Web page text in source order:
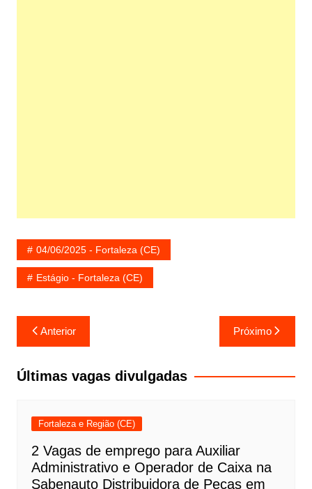
04/06/2025 - Fortaleza (CE)
Estágio - Fortaleza (CE)
Navegação
de
Post
Anterior Próximo
Últimas vagas divulgadas
Fortaleza e Região (CE)
2 Vagas de emprego para Auxiliar
Administrativo e Operador de Caixa na
Sabenauto Distribuidora de Peças em